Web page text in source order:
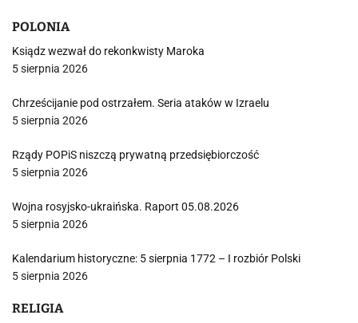
POLONIA
Ksiądz wezwał do rekonkwisty Maroka
5 sierpnia 2026
Chrześcijanie pod ostrzałem. Seria ataków w Izraelu
5 sierpnia 2026
Rządy POPiS niszczą prywatną przedsiębiorczość
5 sierpnia 2026
Wojna rosyjsko-ukraińska. Raport 05.08.2026
5 sierpnia 2026
Kalendarium historyczne: 5 sierpnia 1772 – I rozbiór Polski
5 sierpnia 2026
RELIGIA